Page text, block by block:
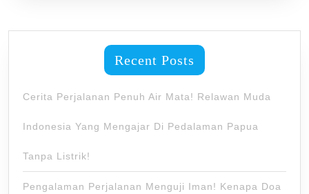
Recent Posts
Cerita Perjalanan Penuh Air Mata! Relawan Muda
Indonesia Yang Mengajar Di Pedalaman Papua
Tanpa Listrik!
Pengalaman Perjalanan Menguji Iman! Kenapa Doa